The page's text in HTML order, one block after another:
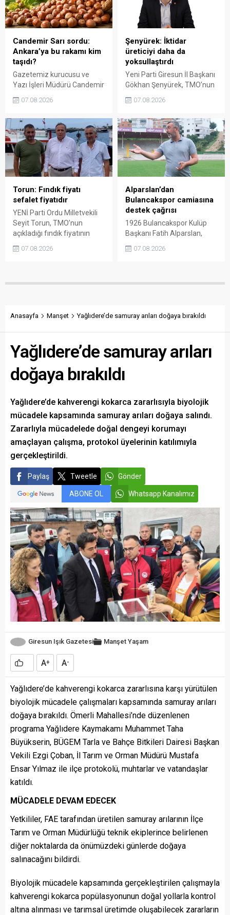
fiyat politikasının yeniden
değerlendirilmesi gerektiğini
söyledi.
üretici de yok sayacaktır”
dedi.
Candemir Sarı sordu:
Ankara’ya bu rakamı kim
taşıdı?
Gazetemiz kurucusu ve
Yazı İşleri Müdürü Candemir
tartışmalarını köşesine
300 liraya ulaştığı bir
dönemde Ankara’ya 240
liralık fiyat teklifi
götürüldüğü iddiasını
gündeme getiren Sarı,
Giresun milletvekillerini açık
ve net bir cevap vermeye
çağırdı.
07.08.2026
Şenyürek: İktidar
üreticiyi daha da
yoksullaştırdı
Yeni Parti Giresun İl Başkanı
Gökhan Şenyürek, TMO’nun
açıkladığı 255 liralık fiyatı
nitelendirdi. Artışın yıllık
enflasyonun altında kaldığını
belirten Şenyürek, kararın
üreticiyi değil tekelleri
koruduğunu savundu.
07.08.2026
Torun: Fındık fiyatı
sefalet fiyatıdır
YENİ Parti Ordu Milletvekili
Seyit Torun, TMO’nun
açıkladığı fındık fiyatının
karşılamadığını söyledi.
“Üreticinin alın terini yabancı
07.08.2026
Alparslan’dan
Bulancakspor camiasına
destek çağrısı
1926 Bulancakspor Kulüp
Başkanı Fatih Alparslan,
tesisleşmeden kurumsal
attıklarını belirterek iş
taraftarları kulübe destek
07.08.2026
Anasayfa Manşet Yağlıdere’de samuray arıları doğaya bırakıldı
Yağlıdere’de samuray arıları
doğaya bırakıldı
Yağlıdere’de kahverengi kokarca zararlısıyla biyolojik
mücadele kapsamında samuray arıları doğaya salındı.
Zararlıyla mücadelede doğal dengeyi korumayı
amaçlayan çalışma, protokol üyelerinin katılımıyla
gerçekleştirildi.
Paylaş Tweetle Gönder
ABONE OL Whatsapp Kanalımız
Giresun Işık Gazetesi Manşet Yaşam
A+ A-
Yağlıdere’de kahverengi kokarca zararlısına karşı yürütülen
biyolojik mücadele çalışmaları kapsamında samuray arıları
doğaya bırakıldı. Ömerli Mahallesi’nde düzenlenen
programa Yağlıdere Kaymakamı Muhammet Taha
Büyükserin, BÜGEM Tarla ve Bahçe Bitkileri Dairesi Başkan
Vekili Ezgi Çoban, İl Tarım ve Orman Müdürü Mustafa
Ensar Yılmaz ile ilçe protokolü, muhtarlar ve vatandaşlar
katıldı.
MÜCADELE DEVAM EDECEK
Yetkililer, FAE tarafından üretilen samuray arılarının İlçe
Tarım ve Orman Müdürlüğü teknik ekiplerince belirlenen
diğer noktalarda da önümüzdeki günlerde doğaya
salınacağını bildirdi.
Biyolojik mücadele kapsamında gerçekleştirilen çalışmayla
kahverengi kokarca popülasyonunun doğal yollarla kontrol
altına alınması ve tarımsal üretimde oluşabilecek zararların